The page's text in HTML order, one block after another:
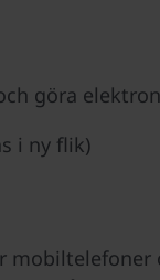
göra
i ny flik)